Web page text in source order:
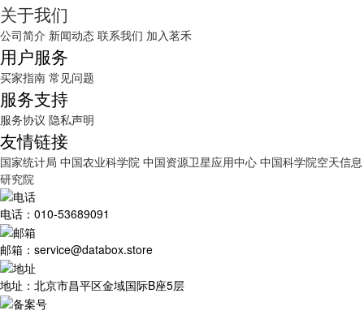
关于我们
公司简介 新闻动态 联系我们 加入茗禾
用户服务
买家指南 常见问题
服务支持
服务协议 隐私声明
友情链接
国家统计局 中国农业科学院 中国资源卫星应用中心 中国科学院空天信息
研究院
电话：010-53689091
邮箱：service@databox.store
地址：北京市昌平区金域国际B座5层